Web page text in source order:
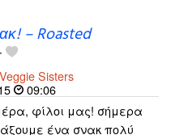
– Roasted
Sisters
09:06
φίλοι μας! σήμερα
ένα σνακ πολύ